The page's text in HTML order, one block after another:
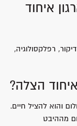
איחוד
רפלקסולוגיה,
הצלה?
והוא להציל חיים.
מההיבט